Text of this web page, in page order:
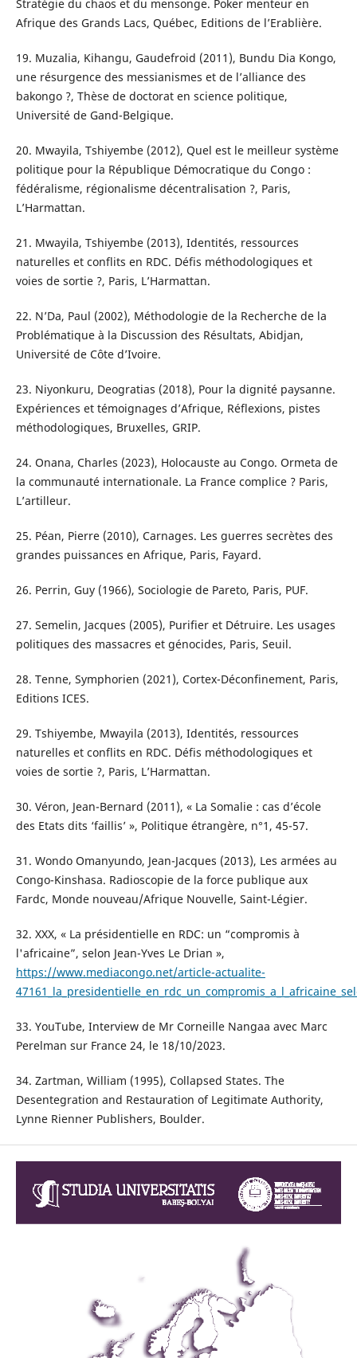
Stratégie du chaos et du mensonge. Poker menteur en
Afrique des Grands Lacs, Québec, Editions de l’Erablière.
19. Muzalia, Kihangu, Gaudefroid (2011), Bundu Dia Kongo,
une résurgence des messianismes et de l’alliance des
bakongo ?, Thèse de doctorat en science politique,
Université de Gand-Belgique.
20. Mwayila, Tshiyembe (2012), Quel est le meilleur système
politique pour la République Démocratique du Congo :
fédéralisme, régionalisme décentralisation ?, Paris,
L’Harmattan.
21. Mwayila, Tshiyembe (2013), Identités, ressources
naturelles et conflits en RDC. Défis méthodologiques et
voies de sortie ?, Paris, L’Harmattan.
22. N’Da, Paul (2002), Méthodologie de la Recherche de la
Problématique à la Discussion des Résultats, Abidjan,
Université de Côte d’Ivoire.
23. Niyonkuru, Deogratias (2018), Pour la dignité paysanne.
Expériences et témoignages d’Afrique, Réflexions, pistes
méthodologiques, Bruxelles, GRIP.
24. Onana, Charles (2023), Holocauste au Congo. Ormeta de
la communauté internationale. La France complice ? Paris,
L’artilleur.
25. Péan, Pierre (2010), Carnages. Les guerres secrètes des
grandes puissances en Afrique, Paris, Fayard.
26. Perrin, Guy (1966), Sociologie de Pareto, Paris, PUF.
27. Semelin, Jacques (2005), Purifier et Détruire. Les usages
politiques des massacres et génocides, Paris, Seuil.
28. Tenne, Symphorien (2021), Cortex-Déconfinement, Paris,
Editions ICES.
29. Tshiyembe, Mwayila (2013), Identités, ressources
naturelles et conflits en RDC. Défis méthodologiques et
voies de sortie ?, Paris, L’Harmattan.
30. Véron, Jean-Bernard (2011), « La Somalie : cas d’école
des Etats dits ‘faillis’ », Politique étrangère, n°1, 45-57.
31. Wondo Omanyundo, Jean-Jacques (2013), Les armées au
Congo-Kinshasa. Radioscopie de la force publique aux
Fardc, Monde nouveau/Afrique Nouvelle, Saint-Légier.
32. XXX, « La présidentielle en RDC: un “compromis à
l'africaine”, selon Jean-Yves Le Drian »,
https://www.mediacongo.net/article-actualite-
33. YouTube, Interview de Mr Corneille Nangaa avec Marc
Perelman sur France 24, le 18/10/2023.
34. Zartman, William (1995), Collapsed States. The
Desentegration and Restauration of Legitimate Authority,
Lynne Rienner Publishers, Boulder.